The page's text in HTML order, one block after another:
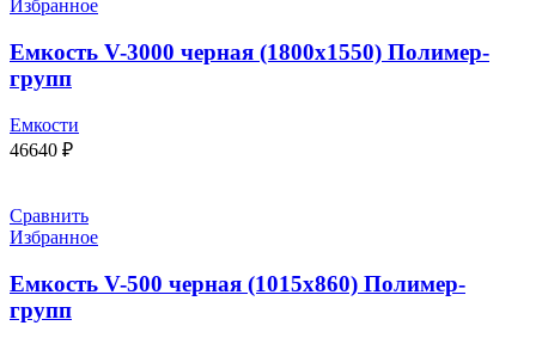
Избранное
Емкость V-3000 черная (1800х1550) Полимер-
групп
Емкости
46640 ₽
Сравнить
Избранное
Емкость V-500 черная (1015х860) Полимер-
групп